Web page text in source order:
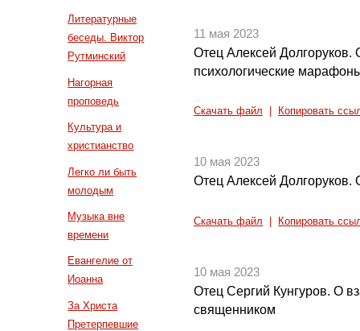
Литературные
беседы. Виктор
Рутминский
Нагорная
проповедь
Культура и
христианство
Легко ли быть
молодым
Музыка вне
времени
Евангелие от
Иоанна
За Христа
Претерпевшие
11 мая 2023
Отец Алексей Долгоруков.
психологические
Скачать файл Копировать
10 мая 2023
Отец Алексей
Скачать файл Копировать
10 мая 2023
Отец Сергий Кунгуров. О
священником